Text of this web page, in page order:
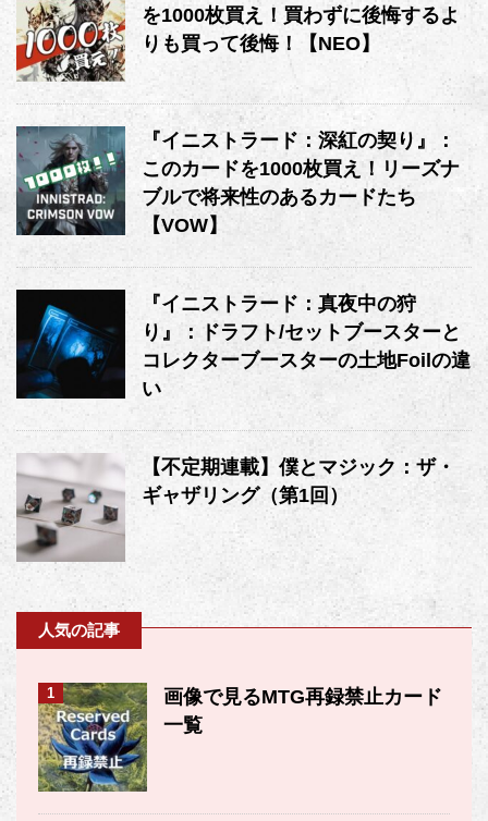
を1000枚買え！買わずに後悔するよ
りも買って後悔！【NEO】
『イニストラード：深紅の契り』：
このカードを1000枚買え！リーズナ
ブルで将来性のあるカードたち
【VOW】
『イニストラード：真夜中の狩
り』：ドラフト/セットブースターと
コレクターブースターの土地Foilの違
い
【不定期連載】僕とマジック：ザ・
ギャザリング（第1回）
人気の記事
1
画像で見るMTG再録禁止カード
一覧